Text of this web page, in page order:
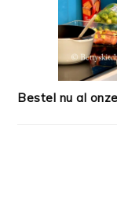
Bestel nu al